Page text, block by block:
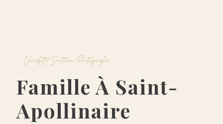
Charlotte Santana Photographe
Famille À Saint-
Apollinaire